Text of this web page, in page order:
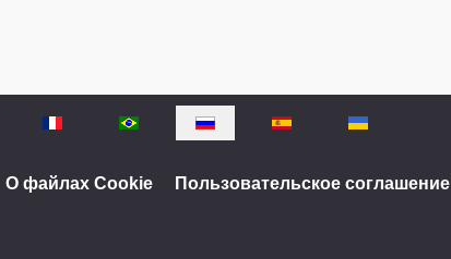
О файлах Cookie Пользовательское соглашение